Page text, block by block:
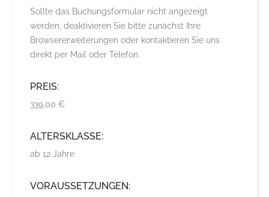
Sollte das Buchungsformular nicht angezeigt
werden, deaktivieren Sie bitte zunächst Ihre
Browsererweiterungen oder kontaktieren Sie uns
direkt per Mail oder Telefon.
PREIS:
339,00 €
ALTERSKLASSE:
ab 12 Jahre
VORAUSSETZUNGEN: